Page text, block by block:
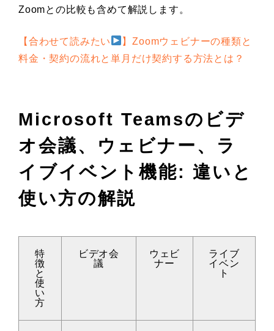
Zoomとの比較も含めて解説します。
【合わせて読みたい
】Zoomウェビナーの種類と
料金・契約の流れと単月だけ契約する方法とは？
Microsoft Teamsのビデ
オ会議、ウェビナー、ラ
イブイベント機能: 違いと
使い方の解説
特
徴
と
使
い
方
ビデオ会
議
ウェビ
ナー
ライブ
イベン
ト